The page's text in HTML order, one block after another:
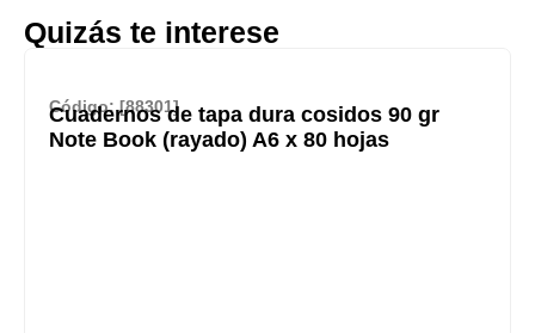
Quizás te interese
Código: [88301]
Cuadernos de tapa dura cosidos 90 gr
Note Book (rayado) A6 x 80 hojas